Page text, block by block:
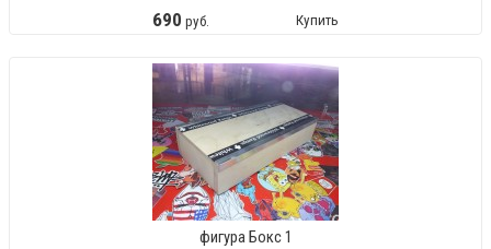
690 руб. Купить
фигура Бокс 1